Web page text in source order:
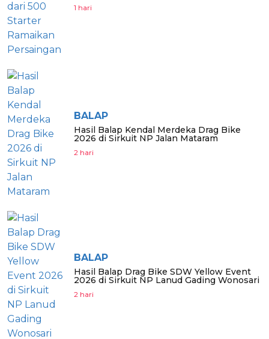
1 hari
BALAP
Hasil Balap Kendal Merdeka Drag Bike
2026 di Sirkuit NP Jalan Mataram
2 hari
BALAP
Hasil Balap Drag Bike SDW Yellow Event
2026 di Sirkuit NP Lanud Gading Wonosari
2 hari